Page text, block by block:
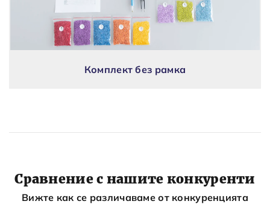
Комплект без рамка
Сравнение с нашите конкуренти
Вижте как се различаваме от конкуренцията